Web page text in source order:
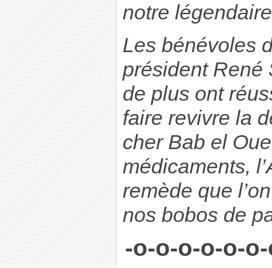
notre
Les bénévoles
président René
de plus ont
faire revivre la
cher Bab el
médicaments,
remède que
nos bobos de
-o-o-o-o-o-